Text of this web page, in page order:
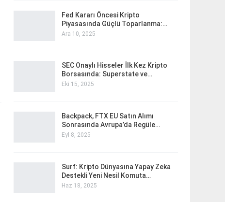
Fed Kararı Öncesi Kripto
Piyasasında Güçlü Toparlanma:…
Ara 10, 2025
SEC Onaylı Hisseler İlk Kez Kripto
Borsasında: Superstate ve…
Eki 15, 2025
Backpack, FTX EU Satın Alımı
Sonrasında Avrupa’da Regüle…
Eyl 8, 2025
Surf: Kripto Dünyasına Yapay Zeka
Destekli Yeni Nesil Komuta…
Haz 18, 2025